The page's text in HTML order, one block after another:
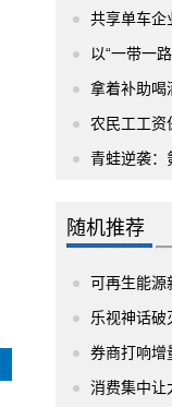
共享单车企
以“一带一
拿着补助喝
农民工工资
青蛙逆袭：
随机推荐
可再生能源新
乐视神话破
券商打响增
消费集中让